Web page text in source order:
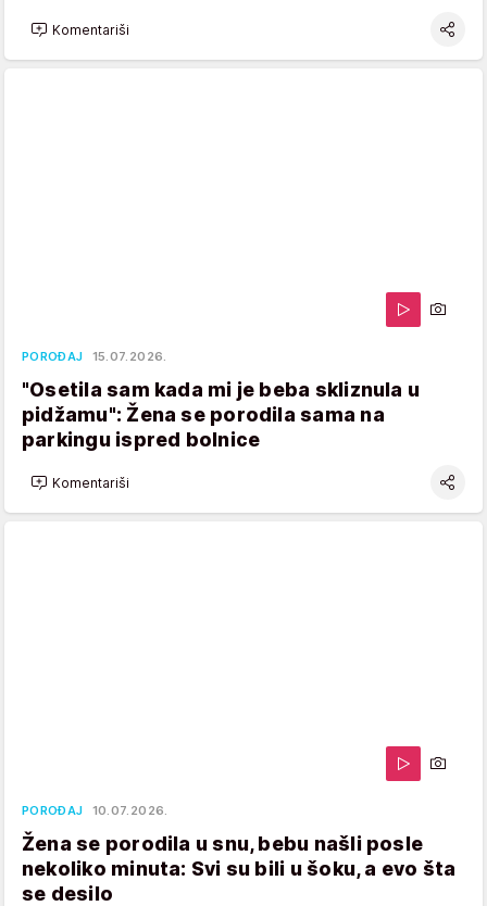
Komentariši
POROĐAJ 15.07.2026.
"Osetila sam kada mi je beba skliznula u
pidžamu": Žena se porodila sama na
parkingu ispred bolnice
Komentariši
POROĐAJ 10.07.2026.
Žena se porodila u snu, bebu našli posle
nekoliko minuta: Svi su bili u šoku, a evo šta
se desilo